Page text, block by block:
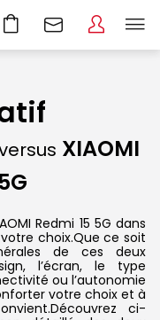
XIAOMI
Redmi 15 5G dans
choix.Que ce soit
de ces deux
l’écran, le type
ou l’autonomie
votre choix et à
ci-